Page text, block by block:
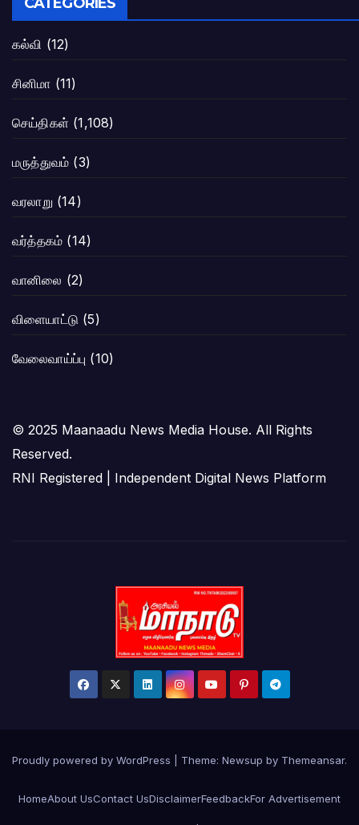
கல்வி (12)
சினிமா (11)
செய்திகள் (1,108)
மருத்துவம் (3)
வரலாறு (14)
வர்த்தகம் (14)
வானிலை (2)
விளையாட்டு (5)
வேலைவாய்ப்பு (10)
© 2025 Maanaadu News Media House. All Rights
Reserved.
RNI Registered | Independent Digital News Platform
Proudly powered by WordPress Theme: Newsup by Themeansar.
HomeAbout UsContact UsDisclaimerFeedbackFor Advertisement